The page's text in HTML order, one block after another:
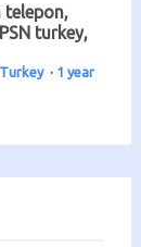
telepon,
turkey,
· 1 year